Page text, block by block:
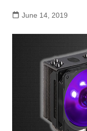
June 14, 2019